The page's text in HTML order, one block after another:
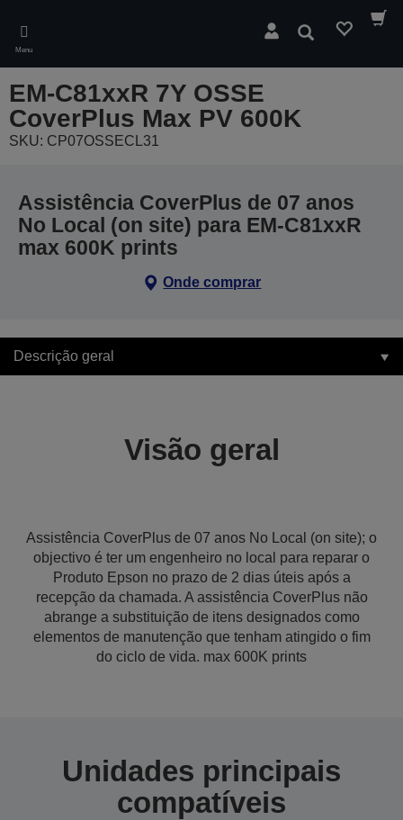
main
content
Menu
Pesquisar
EM-C81xxR 7Y OSSE
CoverPlus Max PV 600K
SKU: CP07OSSECL31
Assistência CoverPlus de 07 anos
No Local (on site) para EM-C81xxR
max 600K prints
Onde comprar
Descrição geral
Visão geral
Assistência CoverPlus de 07 anos No Local (on site); o
objectivo é ter um engenheiro no local para reparar o
Produto Epson no prazo de 2 dias úteis após a
recepção da chamada. A assistência CoverPlus não
abrange a substituição de itens designados como
elementos de manutenção que tenham atingido o fim
do ciclo de vida. max 600K prints
Unidades principais
compatíveis